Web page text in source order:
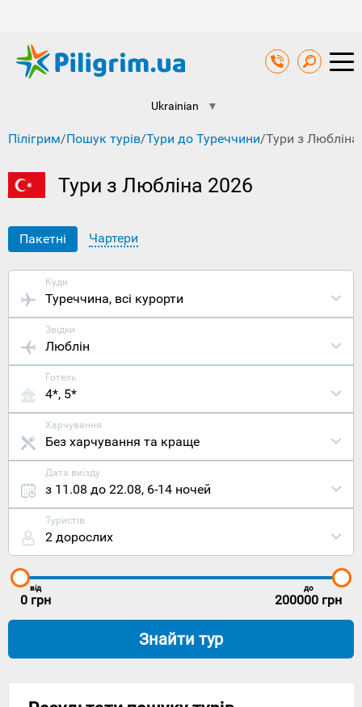
Ukrainian ▼
Пілігрим/Пошук турів/Тури до Туреччини/Тури з Любліна
Тури з Любліна 2026
Пакетні Чартери
Куди
Туреччина, всі курорти
Звідки
Люблін
Готель
4*, 5*
Харчування
Без харчування та краще
Дата виїзду
з 11.08 до 22.08, 6-14 ночей
Туристів
2 дорослих
від
0 грн
до
200000 грн
Знайти тур